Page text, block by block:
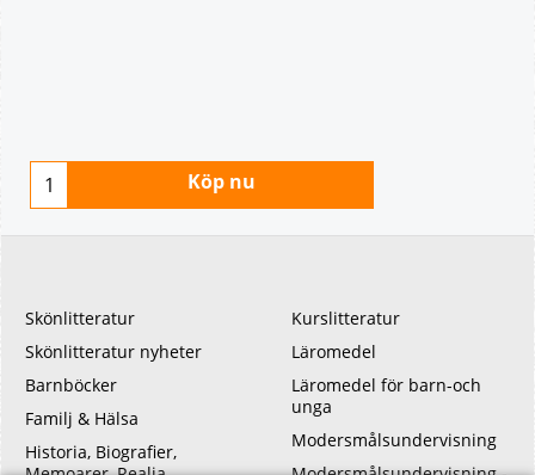
Köp nu
Skönlitteratur
Skönlitteratur nyheter
Barnböcker
Familj & Hälsa
Historia, Biografier,
Kurslitteratur
Läromedel
Läromedel för barn-och
unga
Modersmålsundervisning